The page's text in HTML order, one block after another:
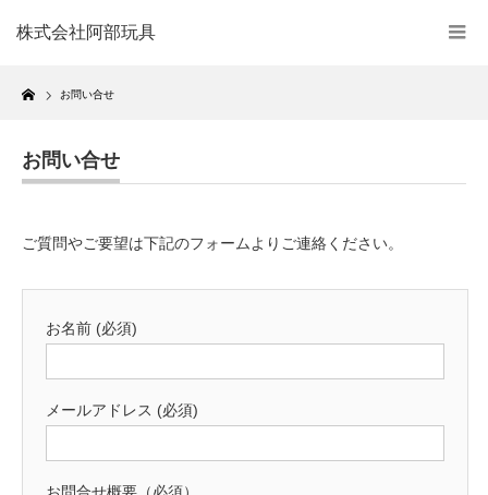
株式会社阿部玩具
Home
お問い合せ
お問い合せ
ご質問やご要望は下記のフォームよりご連絡ください。
お名前 (必須)
メールアドレス (必須)